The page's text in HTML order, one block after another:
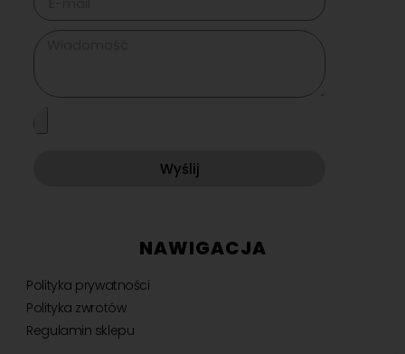
Wyślij
NAWIGACJA
Polityka prywatności
Polityka zwrotów
Regulamin sklepu